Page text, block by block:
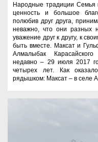
Народные традиции Семья
ценность и большое
полюбив друг друга,
неважно, что они разных
уважение друг к другу, к
быть вместе. Максат и
Алмалыбак
недавно – 29 июля 2017
четырех лет. Как
рядышком: Максат – в селе